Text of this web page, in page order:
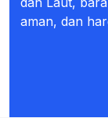
aman, dan